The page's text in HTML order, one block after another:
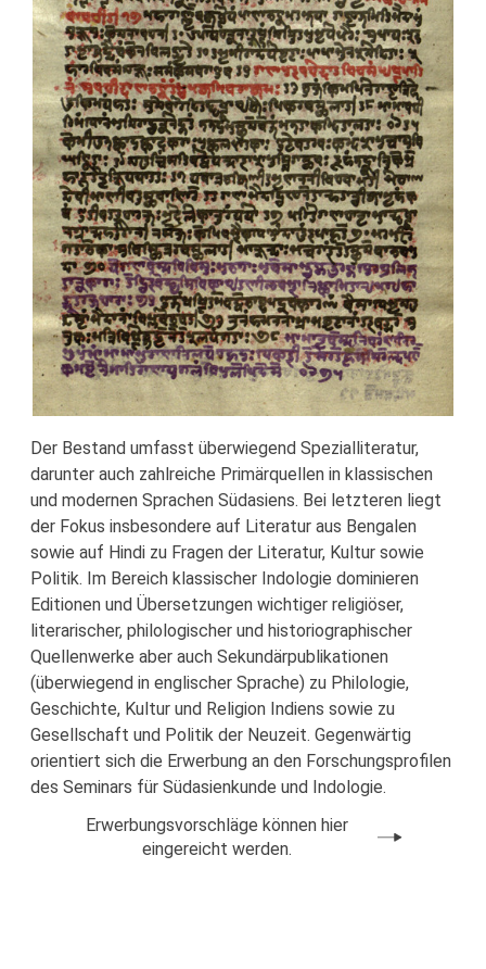
Der Bestand umfasst überwiegend Spezialliteratur,
darunter auch zahlreiche Primärquellen in klassischen
und modernen Sprachen Südasiens. Bei letzteren liegt
der Fokus insbesondere auf Literatur aus Bengalen
sowie auf Hindi zu Fragen der Literatur, Kultur sowie
Politik. Im Bereich klassischer Indologie dominieren
Editionen und Übersetzungen wichtiger religiöser,
literarischer, philologischer und historiographischer
Quellenwerke aber auch Sekundärpublikationen
(überwiegend in englischer Sprache) zu Philologie,
Geschichte, Kultur und Religion Indiens sowie zu
Gesellschaft und Politik der Neuzeit. Gegenwärtig
orientiert sich die Erwerbung an den Forschungsprofilen
des Seminars für Südasienkunde und Indologie.
Erwerbungsvorschläge können hier
eingereicht werden.